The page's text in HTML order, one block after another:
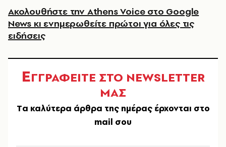
Ακολουθήστε την Athens Voice στο Google
News κι ενημερωθείτε πρώτοι για όλες τις
ειδήσεις
ΕΓΓΡΑΦΕΙΤΕ ΣΤΟ NEWSLETTER
ΜΑΣ
Tα καλύτερα άρθρα της ημέρας έρχονται στο
mail σου